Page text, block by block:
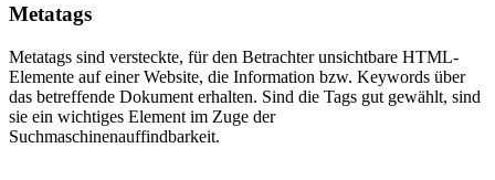
Metatags
Metatags sind versteckte, für den Betrachter unsichtbare HTML-
Elemente auf einer Website, die Information bzw. Keywords über
das betreffende Dokument erhalten. Sind die Tags gut gewählt, sind
sie ein wichtiges Element im Zuge der
Suchmaschinenauffindbarkeit.